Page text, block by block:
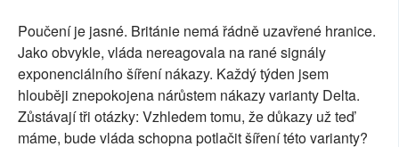
Poučení je jasné. Británie nemá řádně uzavřené hranice.
Jako obvykle, vláda nereagovala na rané signály
exponenciálního šíření nákazy. Každý týden jsem
hlouběji znepokojena nárůstem nákazy varianty Delta.
Zůstávají tři otázky: Vzhledem tomu, že důkazy už teď
máme, bude vláda schopna potlačit šíření této varianty?